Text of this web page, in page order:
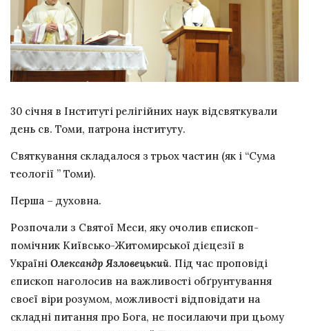
30 січня в Інституті релігійних наук відсвяткували
день св. Томи, патрона інституту.
Святкування складалося з трьох частин (як і “Сума
теології ” Томи).
Перша – духовна.
Розпочали з Святої Меси, яку очолив єпископ-
помічник Київсько-Житомирської дієцезії в
Україні Олександр Язловецький. Під час проповіді
єпископ наголосив на важливості обґрунтування
своєї віри розумом, можливості відповідати на
складні питання про Бога, не посилаючи при цьому